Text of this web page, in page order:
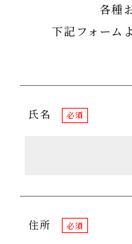
各種
下記フォーム
氏名 必須
住所 必須